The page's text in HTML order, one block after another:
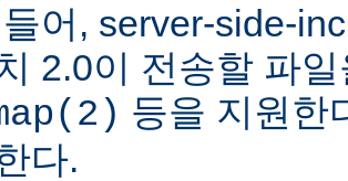
어, server-side-
2.0이 전송할 파
등을 지원한
다.